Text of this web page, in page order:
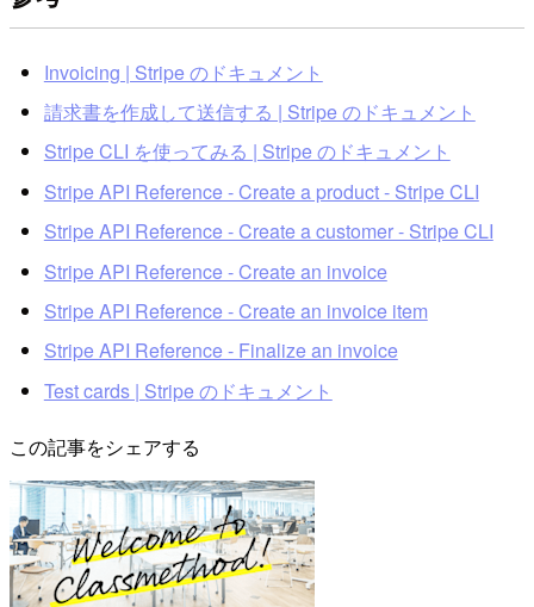
Invoicing | Stripe のドキュメント
請求書を作成して送信する | Stripe のドキュメント
Stripe CLI を使ってみる | Stripe のドキュメント
Stripe API Reference - Create a product - Stripe CLI
Stripe API Reference - Create a customer - Stripe CLI
Stripe API Reference - Create an invoice
Stripe API Reference - Create an invoice item
Stripe API Reference - Finalize an invoice
Test cards | Stripe のドキュメント
この記事をシェアする